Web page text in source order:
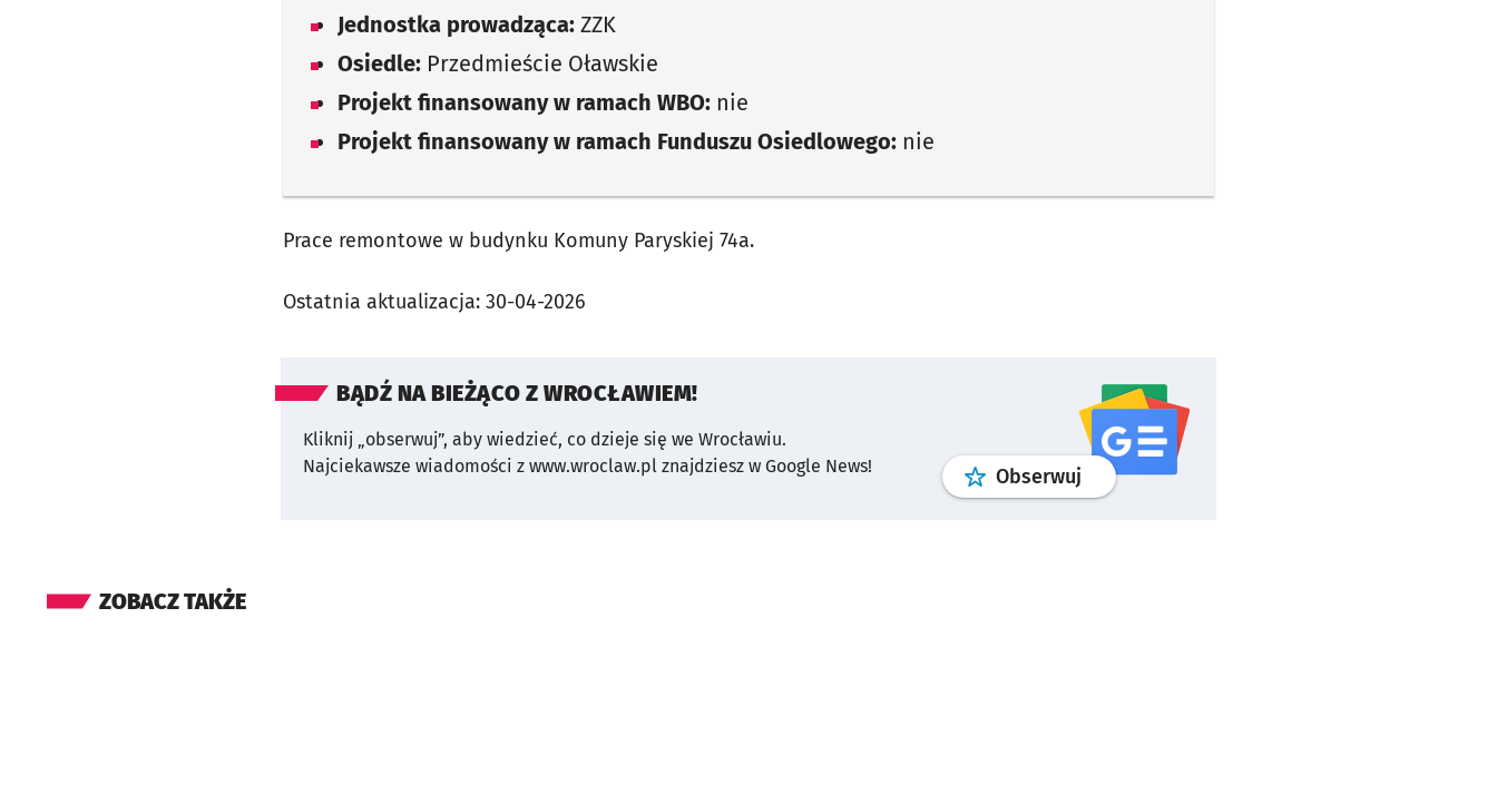
Jednostka prowadząca: ZZK
Osiedle: Przedmieście Oławskie
Projekt finansowany w ramach WBO: nie
Projekt finansowany w ramach Funduszu Osiedlowego: nie
Prace remontowe w budynku Komuny Paryskiej 74a.
Ostatnia aktualizacja: 30-04-2026
BĄDŹ NA BIEŻĄCO Z WROCŁAWIEM!
Kliknij „obserwuj”, aby wiedzieć, co dzieje się we Wrocławiu.
Najciekawsze wiadomości z www.wroclaw.pl znajdziesz w Google News!
Obserwuj profilgoogle news
ZOBACZ TAKŻE